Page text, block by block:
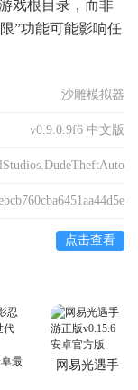
戏根目录，而非
”功能可能影响任
沙雕模拟器
v0.9.0.9f6 中文版
点击查看
网易光遇手